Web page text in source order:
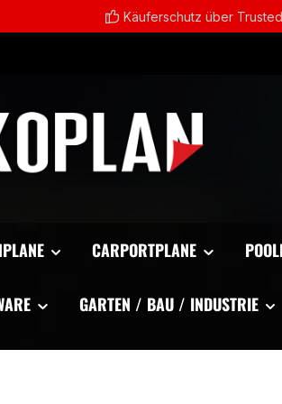
Käuferschutz über
CARPORTPLANE
GARTEN / BAU / INDUSTRIE